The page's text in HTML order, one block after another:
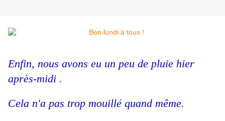
Enfin, nous avons eu un peu de pluie hier
après-midi .
Cela n'a pas trop mouillé quand même.